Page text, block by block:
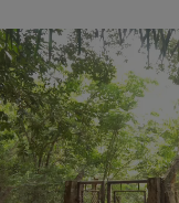
Tocador
de
vídeo